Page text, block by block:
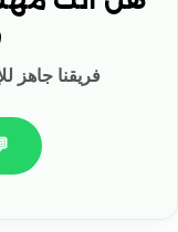
فريقنا جاهز